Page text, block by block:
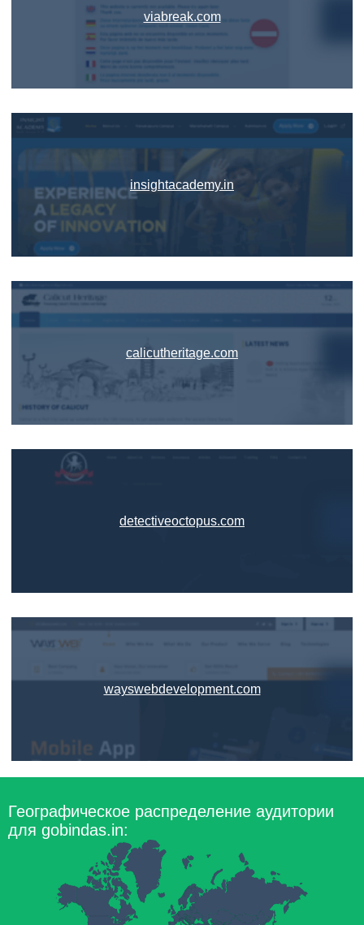
viabreak.com
insightacademy.in
calicutheritage.com
detectiveoctopus.com
wayswebdevelopment.com
Географическое распределение аудитории
для gobindas.in: